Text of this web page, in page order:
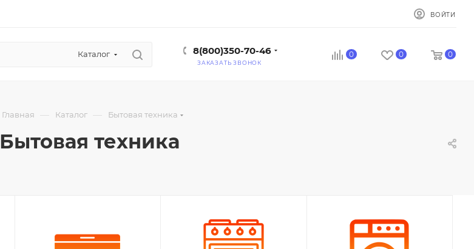
ВОЙТИ
Каталог 8(800)350-70-46
ЗАКАЗАТЬ ЗВОНОК
0 0 0
Главная — Каталог — Бытовая техника
Бытовая техника